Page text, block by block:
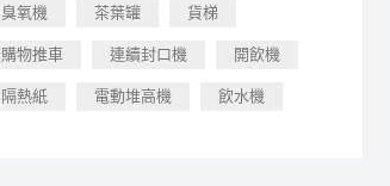
臭氧機 茶葉罐 貨梯
購物推車 連續封口機 開飲機
隔熱紙 電動堆高機 飲水機